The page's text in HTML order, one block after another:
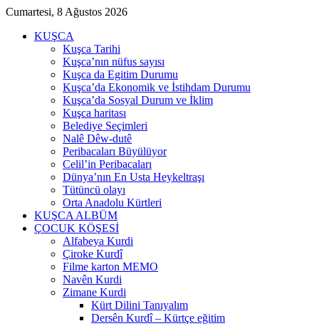
Cumartesi, 8 Ağustos 2026
KUŞCA
Kuşca Tarihi
Kuşca’nın nüfus sayısı
Kuşca da Egitim Durumu
Kuşca’da Ekonomik ve İstihdam Durumu
Kuşca’da Sosyal Durum ve İklim
Kuşca haritası
Belediye Seçimleri
Nalê Dêw-dutê
Peribacaları Büyülüyor
Celil’in Peribacaları
Dünya’nın En Usta Heykeltraşı
Tütüncü olayı
Orta Anadolu Kürtleri
KUŞCA ALBÜM
ÇOCUK KÖŞESİ
Alfabeya Kurdi
Çiroke Kurdî
Filme karton MEMO
Navên Kurdi
Zimane Kurdi
Kürt Dilini Tanıyalım
Dersên Kurdî – Kürtçe eğitim